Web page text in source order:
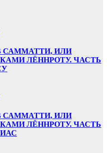
САММАТТИ, ИЛИ
ЛЁННРОТУ. ЧАСТЬ
САММАТТИ, ИЛИ
ЛЁННРОТУ. ЧАСТЬ